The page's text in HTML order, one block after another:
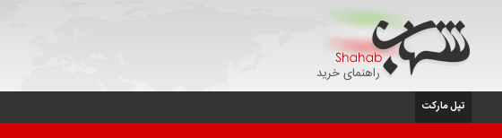
راهنمای خرید
تپل مارکت